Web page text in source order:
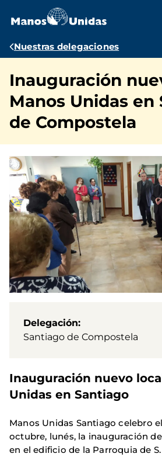
contenido
Ruta
navegación
Nuestras delegaciones
Inauguración
Manos Unidas en
de Compostela
Delegación
Santiago de Compostela
Inauguración nuevo
Unidas en Santiago
Manos Unidas Santiago celebro
octubre, lunés, la inauguración
en el edificio de la Parroquia de